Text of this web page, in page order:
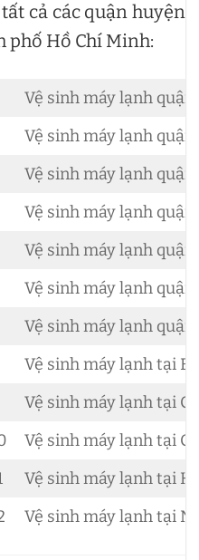
cả các quận huyện
phố Hồ Chí Minh:
Vệ sinh máy lạnh quận
Vệ sinh máy lạnh
Vệ sinh máy lạnh quận
Vệ sinh máy lạnh
Vệ sinh máy lạnh quận
Vệ sinh máy lạnh quận
Vệ sinh máy lạnh
Vệ sinh máy lạnh tại
Vệ sinh máy lạnh tại
Vệ sinh máy lạnh tại
Vệ sinh máy lạnh tại
Vệ sinh máy lạnh tại